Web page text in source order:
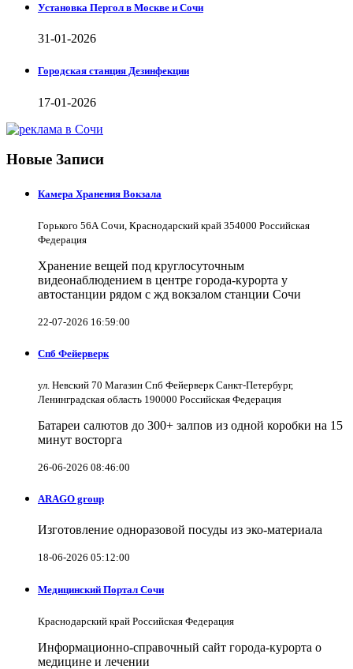
Установка Пергол в Москве и Сочи
31-01-2026
Городская станция Дезинфекции
17-01-2026
Новые Записи
Камера Хранения Вокзала
Горького 56А Сочи, Краснодарский край 354000 Российская
Федерация
Хранение вещей под круглосуточным
видеонаблюдением в центре города-курорта у
автостанции рядом с жд вокзалом станции Сочи
22-07-2026 16:59:00
Спб Фейерверк
ул. Невский 70 Магазин Спб Фейерверк Санкт-Петербург,
Ленинградская область 190000 Российская Федерация
Батареи салютов до 300+ залпов из одной коробки на 15
минут восторга
26-06-2026 08:46:00
ARAGO group
Изготовление одноразовой посуды из эко-материала
18-06-2026 05:12:00
Медицинский Портал Сочи
Краснодарский край Российская Федерация
Информационно-справочный сайт города-курорта о
медицине и лечении